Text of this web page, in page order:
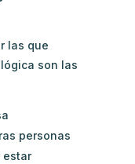
las que
son las
personas
estar